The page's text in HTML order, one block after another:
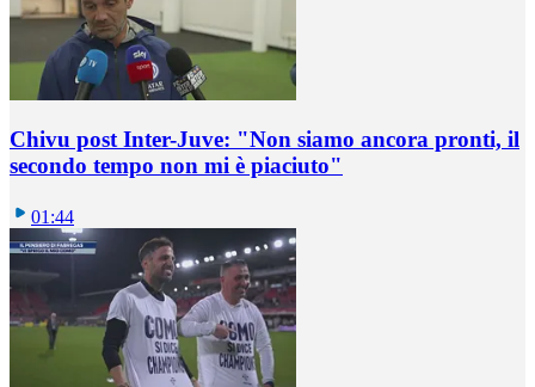
Chivu post Inter-Juve: "Non siamo ancora pronti, il
secondo tempo non mi è piaciuto"
01:44